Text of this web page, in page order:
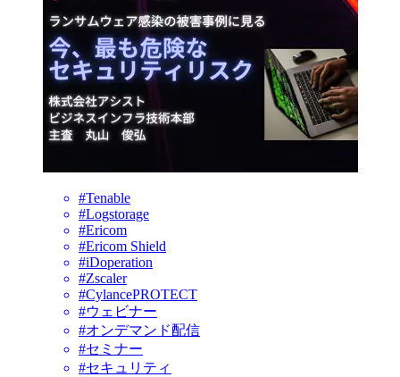
#Tenable
#Logstorage
#Ericom
#Ericom Shield
#iDoperation
#Zscaler
#CylancePROTECT
#ウェビナー
#オンデマンド配信
#セミナー
#セキュリティ